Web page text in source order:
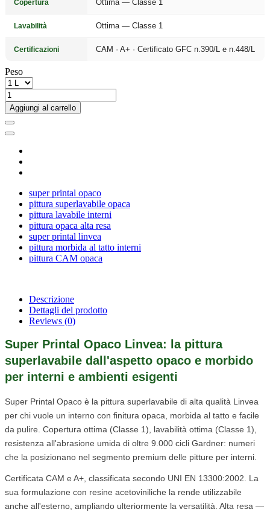
Copertura Ottima — Classe 1
Lavabilità Ottima — Classe 1
Certificazioni CAM · A+ · Certificato GFC n.390/L e n.448/L
Peso
Aggiungi al carrello
super printal opaco
pittura superlavabile opaca
pittura lavabile interni
pittura opaca alta resa
super printal linvea
pittura morbida al tatto interni
pittura CAM opaca
Descrizione
Dettagli del prodotto
Reviews (0)
Super Printal Opaco Linvea: la pittura
superlavabile dall'aspetto opaco e morbido
per interni e ambienti esigenti
Super Printal Opaco è la pittura superlavabile di alta qualità Linvea
per chi vuole un interno con finitura opaca, morbida al tatto e facile
da pulire. Copertura ottima (Classe 1), lavabilità ottima (Classe 1),
resistenza all'abrasione umida di oltre 9.000 cicli Gardner: numeri
che la posizionano nel segmento premium delle pitture per interni.
Certificata CAM e A+, classificata secondo UNI EN 13300:2002. La
sua formulazione con resine acetoviniliche la rende utilizzabile
anche all'esterno, ampliando ulteriormente la versatilità. Alta resa —